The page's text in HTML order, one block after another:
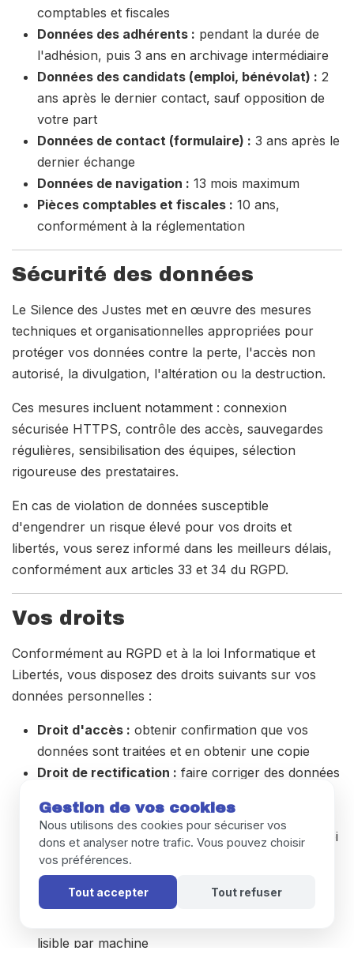
comptables et fiscales
Données des adhérents : pendant la durée de
l'adhésion, puis 3 ans en archivage intermédiaire
Données des candidats (emploi, bénévolat) : 2
ans après le dernier contact, sauf opposition de
votre part
Données de contact (formulaire) : 3 ans après le
dernier échange
Données de navigation : 13 mois maximum
Pièces comptables et fiscales : 10 ans,
conformément à la réglementation
Sécurité des données
Le Silence des Justes met en œuvre des mesures
techniques et organisationnelles appropriées pour
protéger vos données contre la perte, l'accès non
autorisé, la divulgation, l'altération ou la destruction.
Ces mesures incluent notamment : connexion
sécurisée HTTPS, contrôle des accès, sauvegardes
régulières, sensibilisation des équipes, sélection
rigoureuse des prestataires.
En cas de violation de données susceptible
d'engendrer un risque élevé pour vos droits et
libertés, vous serez informé dans les meilleurs délais,
conformément aux articles 33 et 34 du RGPD.
Vos droits
Conformément au RGPD et à la loi Informatique et
Libertés, vous disposez des droits suivants sur vos
données personnelles :
Droit d'accès : obtenir confirmation que vos
données sont traitées et en obtenir une copie
Droit de rectification : faire corriger des données
Droit à l'effacement :demander la suppression
de vos données, dans les limites prévues par la loi
Droit à la limitation du traitement :
suspension d'un traitement
Droit à la portabilité :
récupérer vos données
lisible par machine
Gestion de vos cookies
Nous utilisons des cookies pour sécuriser vos
dons et analyser notre trafic. Vous pouvez choisir
vos préférences.
Tout accepter Tout refuser